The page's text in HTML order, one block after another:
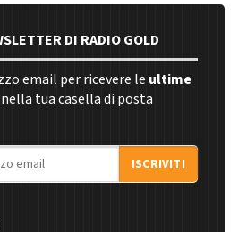
DI RADIO GOLD
email per ricevere le ultime
tua casella di posta
ISCRIVITI